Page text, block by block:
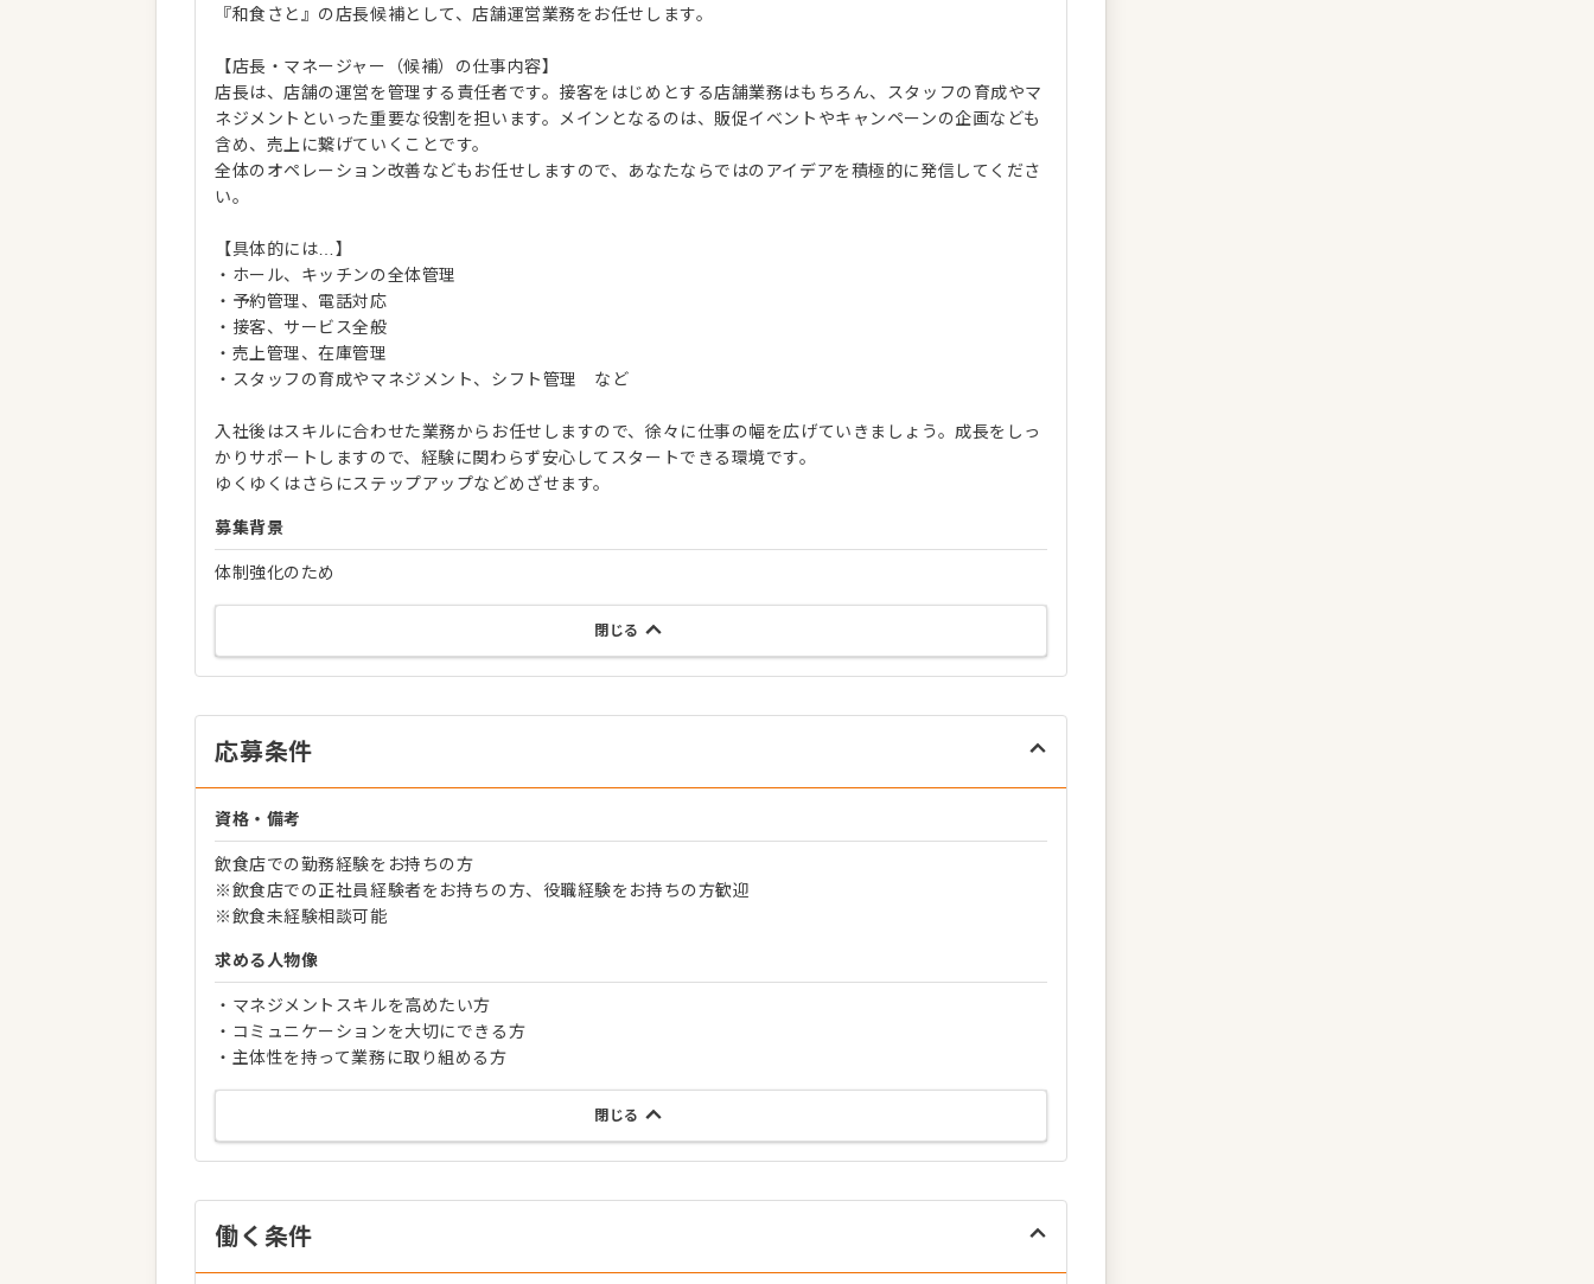
『和食さと』の店長候補として、店舗運営業務をお任せします。
【店長・マネージャー（候補）の仕事内容】
店長は、店舗の運営を管理する責任者です。接客をはじめとする店舗業務はもちろん、スタッフの育成やマ
ネジメントといった重要な役割を担います。メインとなるのは、販促イベントやキャンペーンの企画なども
含め、売上に繋げていくことです。
全体のオペレーション改善などもお任せしますので、あなたならではのアイデアを積極的に発信してくださ
い。
【具体的には…】
・ホール、キッチンの全体管理
・予約管理、電話対応
・接客、サービス全般
・売上管理、在庫管理
・スタッフの育成やマネジメント、シフト管理 など
入社後はスキルに合わせた業務からお任せしますので、徐々に仕事の幅を広げていきましょう。成長をしっ
かりサポートしますので、経験に関わらず安心してスタートできる環境です。
ゆくゆくはさらにステップアップなどめざせます。
募集背景
体制強化のため
閉じる
応募条件
資格・備考
飲食店での勤務経験をお持ちの方
※飲食店での正社員経験者をお持ちの方、役職経験をお持ちの方歓迎
※飲食未経験相談可能
求める人物像
・マネジメントスキルを高めたい方
・コミュニケーションを大切にできる方
・主体性を持って業務に取り組める方
閉じる
働く条件